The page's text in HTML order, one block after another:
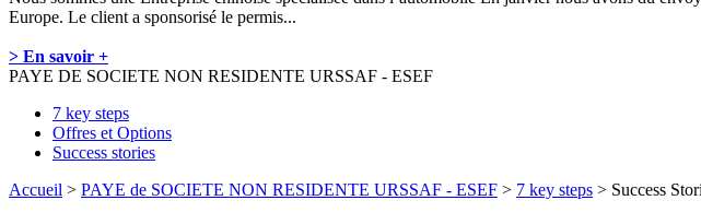
Europe. Le client a sponsorisé le permis...
> En savoir +
PAYE DE SOCIETE NON RESIDENTE URSSAF - ESEF
7 key steps
Offres et Options
Success stories
Accueil > PAYE de SOCIETE NON RESIDENTE URSSAF - ESEF > 7 key steps > Success